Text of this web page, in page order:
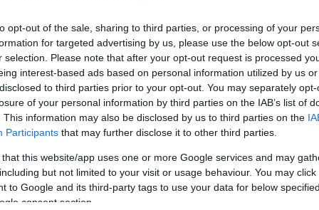
opt-out of the sale, sharing to third parties, or processing of your
for targeted advertising by us, please use the below opt-out
selection. Please note that after your opt-out request is processed
interest-based ads based on personal information utilized by us
to third parties prior to your opt-out. You may separately
of your personal information by third parties on the IAB’s list of
This information may also be disclosed by us to third parties on the
Participants that may further disclose it to other third parties.
that this website/app uses one or more Google services and may
but not limited to your visit or usage behaviour. You may
to Google and its third-party tags to use your data for below
consent section.
Σεισμολογίας του Πανεπιστημίου
ξεκαθάρισε πως πρόκειται γιαδύο
μέγεθος 4,8 Ρίχτερμε εστιακό βάθος 14
στις13:02 και είχε μέγεθος 5,2 Ρίχτερ
τόνισε, ο πρώτος σεισμός φαίνεται πως
ήταν ο κύριος σεισμός